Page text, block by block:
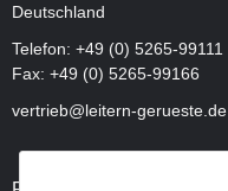
Deutschland
Telefon: +49 (0) 5265-99111
Fax: +49 (0) 5265-99166
vertrieb@leitern-gerueste.de